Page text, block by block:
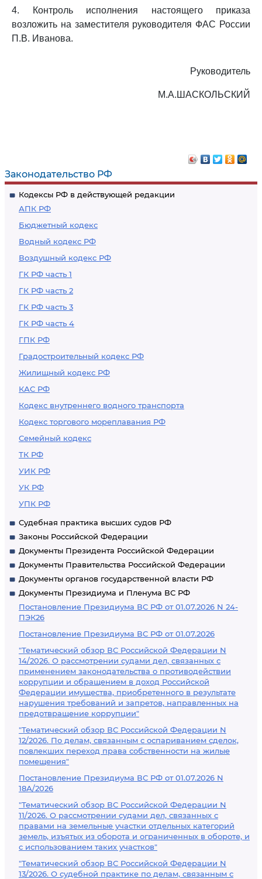
Законодательство РФ
Кодексы РФ в действующей редакции
АПК РФ
Бюджетный кодекс
Водный кодекс РФ
Воздушный кодекс РФ
ГК РФ часть 1
ГК РФ часть 2
ГК РФ часть 3
ГК РФ часть 4
ГПК РФ
Градостроительный кодекс РФ
Жилищный кодекс РФ
КАС РФ
Кодекс внутреннего водного транспорта
Кодекс торгового мореплавания РФ
Семейный кодекс
ТК РФ
УИК РФ
УК РФ
УПК РФ
Судебная практика высших судов РФ
Законы Российской Федерации
Документы Президента Российской Федерации
Документы Правительства Российской Федерации
Документы органов государственной власти РФ
Документы Президиума и Пленума ВС РФ
Постановление Президиума ВС РФ от 01.07.2026 N 24-
ПЭК26
Постановление Президиума ВС РФ от 01.07.2026
"Тематический обзор ВС Российской Федерации N
14/2026. О рассмотрении судами дел, связанных с
применением законодательства о противодействии
коррупции и обращением в доход Российской
Федерации имущества, приобретенного в результате
нарушения требований и запретов, направленных на
предотвращение коррупции"
"Тематический обзор ВС Российской Федерации N
12/2026. По делам, связанным с оспариванием сделок,
повлекших переход права собственности на жилые
помещения"
Постановление Президиума ВС РФ от 01.07.2026 N
18А/2026
"Тематический обзор ВС Российской Федерации N
11/2026. О рассмотрении судами дел, связанных с
правами на земельные участки отдельных категорий
земель, изъятых из оборота и ограниченных в обороте, и
с использованием таких участков"
"Тематический обзор ВС Российской Федерации N
13/2026. О судебной практике по делам, связанным с
4. Контроль исполнения настоящего приказа
возложить на заместителя руководителя ФАС России
П.В. Иванова.
Руководитель
М.А.ШАСКОЛЬСКИЙ